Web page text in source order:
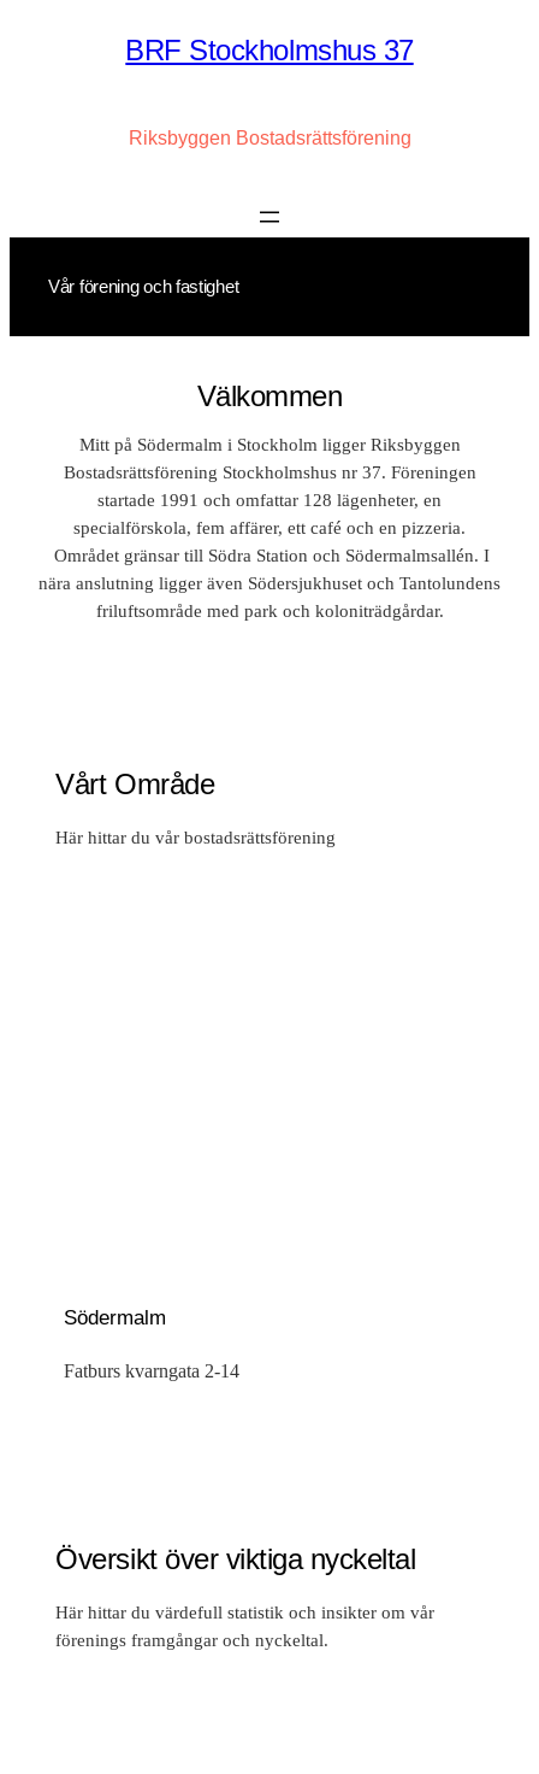
BRF Stockholmshus 37
Riksbyggen Bostadsrättsförening
Vår förening och fastighet
Välkommen
Mitt på Södermalm i Stockholm ligger Riksbyggen
Bostadsrättsförening Stockholmshus nr 37. Föreningen
startade 1991 och omfattar 128 lägenheter, en
specialförskola, fem affärer, ett café och en pizzeria.
Området gränsar till Södra Station och Södermalmsallén. I
nära anslutning ligger även Södersjukhuset och Tantolundens
friluftsområde med park och koloniträdgårdar.
Vårt Område
Här hittar du vår bostadsrättsförening
Södermalm
Fatburs kvarngata 2-14
Översikt över viktiga nyckeltal
Här hittar du värdefull statistik och insikter om vår
förenings framgångar och nyckeltal.